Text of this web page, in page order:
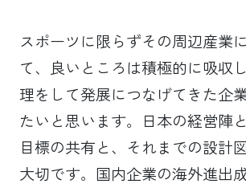
スポーツに限らずその周辺産業
て、良いところは積極的に吸収
理をして発展につなげてきた企
たいと思います。日本の経営陣
目標の共有と、それまでの設計
大切です。国内企業の海外進出